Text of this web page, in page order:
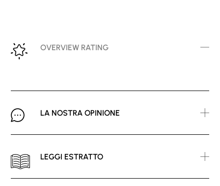
OVERVIEW RATING
LA NOSTRA OPINIONE
LEGGI ESTRATTO